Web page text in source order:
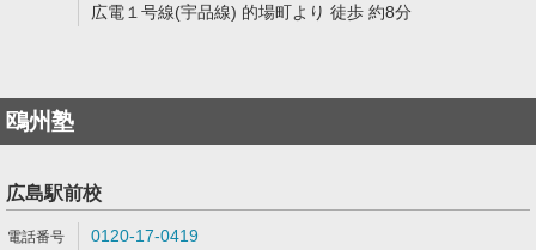
広電１号線(宇品線) 的場町より 徒歩 約8分
鴎州塾
広島駅前校
0120-17-0419